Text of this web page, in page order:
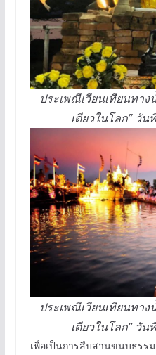
ประเพณีเวียนเทียนทาง
เดียวในโลก” วั
ประเพณีเวียนเทียนทาง
เดียวในโลก” วั
เพื่อเป็นการสืบสานขนบธรร